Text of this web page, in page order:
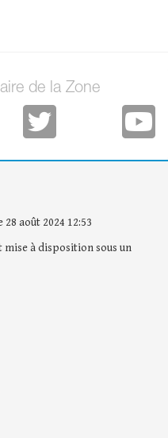
de la Zone
août 2024 12:53
à disposition sous un